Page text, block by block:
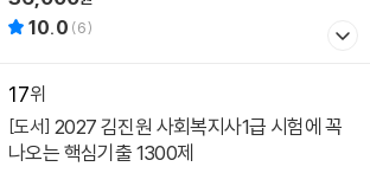
10.0 (6)
17
[도서]
나오는 핵심기출 1300제